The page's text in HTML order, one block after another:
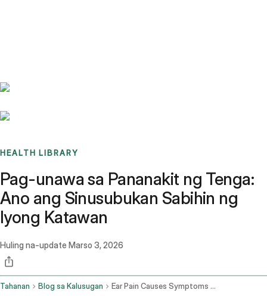
HEALTH LIBRARY
Pag-unawa sa Pananakit ng Tenga:
Ano ang Sinusubukan Sabihin ng
Iyong Katawan
Huling na-update Marso 3, 2026
Tahanan Blog sa Kalusugan Ear Pain Causes Symptoms And Treatment